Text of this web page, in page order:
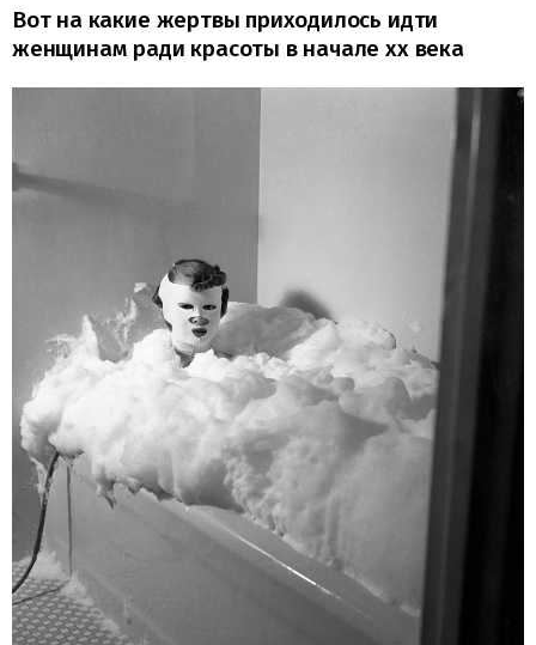
Вот на какие жертвы приходилось идти
женщинам ради красоты в начале xx века